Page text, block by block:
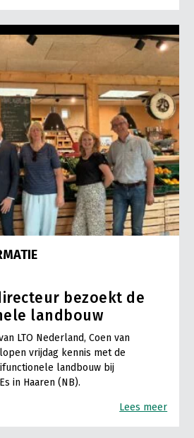
bezoekt de
landbouw
LTO Nederland, Coen van
vrijdag kennis met de
landbouw bij
in Haaren (NB).
Lees meer